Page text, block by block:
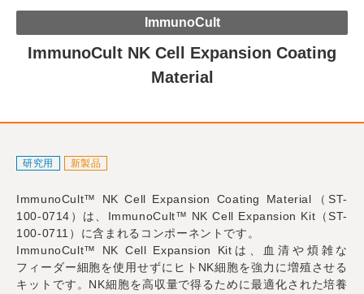
ImmunoCult
ImmunoCult NK Cell Expansion Coating
Material
研究用 新製品
ImmunoCult™ NK Cell Expansion Coating Material（ST-
100-0714）は、ImmunoCult™ NK Cell Expansion Kit（ST-
100-0711）に含まれるコンポーネントです。
ImmunoCult™ NK Cell Expansion Kitは、血清や煩雑な
フィーダー細胞を使用せずにヒトNK細胞を強力に増殖させる
キットです。NK細胞を高収量で得るために最適化された培養